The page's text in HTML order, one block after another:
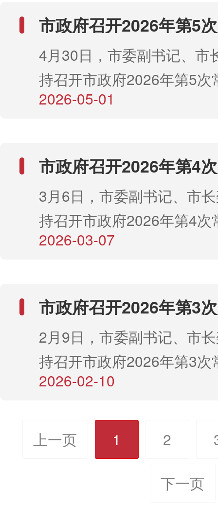
握铸牢中华民族共同体意
态化开展普法宣传教育，
族工作法治化、规范化水
发挥国家级平台载体的支
红利、资源禀赋转化为实
展优势、竞争优势。要高
自治区“十大民生工程”和民
盯项目实施、资金拨付、
民生承诺转化为群众看得
着、感受得到的民生福祉
政绩观抓好上级反馈问题
从讲政治的高度扛牢整改
施，常态化开展督查问效
问题按期整改到位。会议
他事项。副市长张国华、
高质量做好节能降碳工作
《碳达峰碳中和综合评价
有关精神，审议通过了《
财政投资评审管理办法》
赤峰市人民政府重大行政
力量护航生态保护，深刻
境法典颁布实施的重大意
握新制度、新规范、新要
精神贯穿到生态治理、污
护赤峰绿水青山的具体行
落实中办、国办关于更高
量做好节能降碳工作的意
碳中和综合评价考核办法
达峰行动方案，科学确定
重点举措与保障机制，大
能效提升、煤电低碳化改
氢替代等专项行动，加快
市政府召开2026年第5
4月30日，市委副书记、市
持召开市政府2026年第5次
议。会议传达学习了《中
深化投资审批制度改革的
精神，研究了《赤峰市党
导班子成员2026年度安全
单》《赤峰市关于建设“两
个基地”“一个桥头堡”2026
划情况。会议强调，要充
公共卫生事件应对法出台
义，建立健全应急管理体
突发事件指挥体系，及时
息报告等相关制度，多渠
开展法治宣传，为依法科
供法治保障。要全面深化
2026-05-01
市政府召开2026年第4
3月6日，市委副书记、市
持召开市政府2026年第4次
议。会议听取了中央巡视
贯彻落实第三轮中央生态
察报告整改方案》《赤峰
工作规则（试行）》《
政府重点工作任务分工》
动城市高质量发展任务清
强调，要纵深推进中央巡
保督察反馈问题整改落实
节点和整改要求，动真碰
矛盾问题，深入研究、全
2026-03-07
市政府召开2026年第3
2月9日，市委副书记、市
持召开市政府2026年第3次
议。会议听取了“十大行动
研究了《赤峰市农村牧区
转交易管理办法（试行）
调，“十大行动”是市委站
2026-02-10
上一页 1 2
下一页